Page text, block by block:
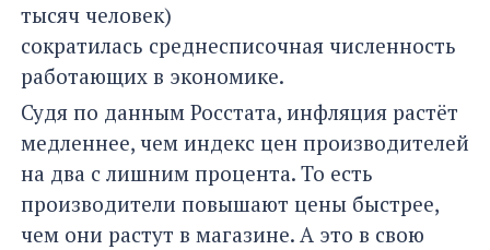
тысяч человек)
сократилась среднесписочная численность
работающих в экономике.
Судя по данным Росстата, инфляция растёт
медленнее, чем индекс цен производителей
на два с лишним процента. То есть
производители повышают цены быстрее,
чем они растут в магазине. А это в свою